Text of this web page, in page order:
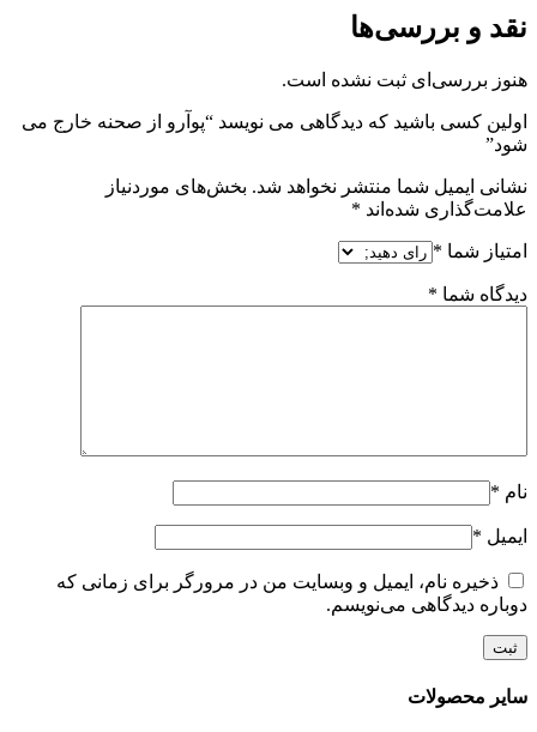
نقد و بررسی‌ها
هنوز بررسی‌ای ثبت نشده است.
اولین کسی باشید که دیدگاهی می نویسد “پوآرو از صحنه خارج می
شود”
نشانی ایمیل شما منتشر نخواهد شد. بخش‌های موردنیاز
علامت‌گذاری شده‌اند *
امتیاز شما *
دیدگاه شما *
نام *
ایمیل *
ذخیره نام، ایمیل و وبسایت من در مرورگر برای زمانی که
دوباره دیدگاهی می‌نویسم.
سایر محصولات